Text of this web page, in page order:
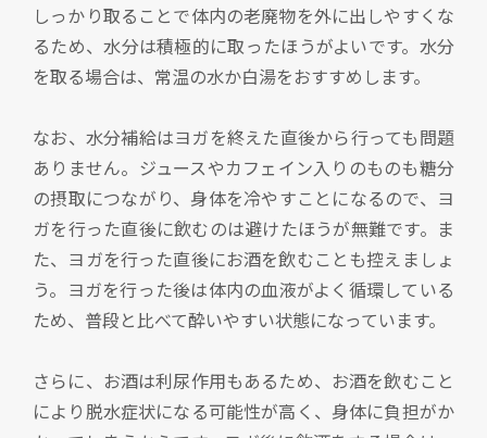
しっかり取ることで体内の老廃物を外に出しやすくな
るため、水分は積極的に取ったほうがよいです。水分
を取る場合は、常温の水か白湯をおすすめします。
なお、水分補給はヨガを終えた直後から行っても問題
ありません。ジュースやカフェイン入りのものも糖分
の摂取につながり、身体を冷やすことになるので、ヨ
ガを行った直後に飲むのは避けたほうが無難です。ま
た、ヨガを行った直後にお酒を飲むことも控えましょ
う。ヨガを行った後は体内の血液がよく循環している
ため、普段と比べて酔いやすい状態になっています。
さらに、お酒は利尿作用もあるため、お酒を飲むこと
により脱水症状になる可能性が高く、身体に負担がか